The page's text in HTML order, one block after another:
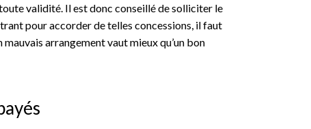
validité. Il est donc conseillé de solliciter le
pour accorder de telles concessions, il faut
arrangement vaut mieux qu’un bon